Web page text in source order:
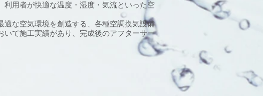
用者が快適な温度・湿度・気流といった空
な空気環境を創造する、各種空調換気設備
て施工実績があり、完成後のアフターサー